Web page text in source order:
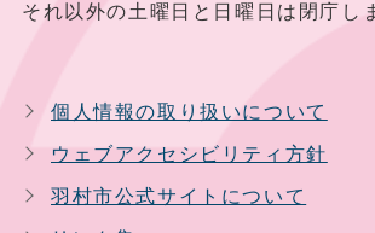
それ以外の土曜日と日曜日は閉庁し
個人情報の取り扱いについて
ウェブアクセシビリティ方針
羽村市公式サイトについて